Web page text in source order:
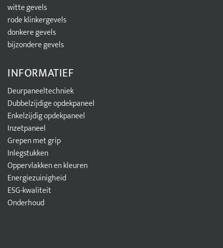
witte gevels
rode klinkergevels
donkere gevels
bijzondere gevels
INFORMATIEF
Deurpaneeltechniek
Dubbelzijdige opdekpaneel
Enkelzijdig opdekpaneel
Inzetpaneel
Grepen met grip
Inlegstukken
Oppervlakken en kleuren
Energiezuinigheid
ESG-kwaliteit
Onderhoud